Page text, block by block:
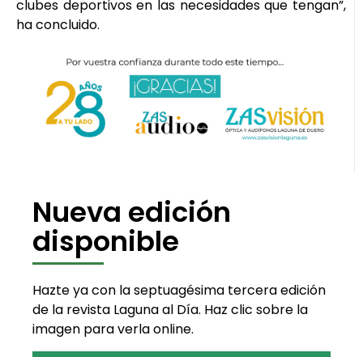
clubes deportivos en las necesidades que tengan”,
ha concluido.
Nueva edición
disponible
Hazte ya con la septuagésima tercera edición
de la revista Laguna al Día. Haz clic sobre la
imagen para verla online.